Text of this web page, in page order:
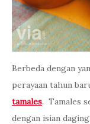
Berbeda dengan
perayaan tahun
tamales. Tamales
dengan isian